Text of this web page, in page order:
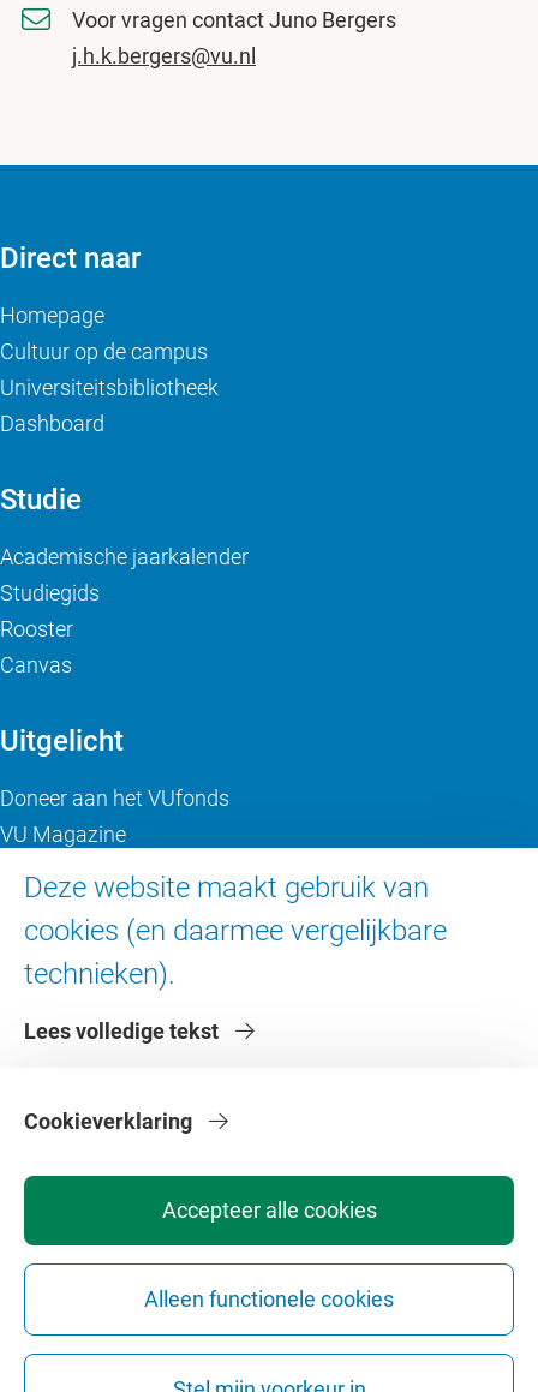
Voor vragen contact Juno Bergers
j.h.k.bergers@vu.nl
Deze website maakt gebruik van
cookies (en daarmee vergelijkbare
technieken).
Lees volledige tekst
Accepteer alle cookies
Alleen functionele cookies
Cookieverklaring
Direct naar
Homepage
Cultuur op de campus
Universiteitsbibliotheek
Dashboard
Studie
Academische jaarkalender
Studiegids
Rooster
Canvas
Uitgelicht
Doneer aan het VUfonds
VU Magazine
Over de VU
Contact en route
Faculteiten
PrivacyDisclaimerVeiligheidWebcolofonCookie instellingen